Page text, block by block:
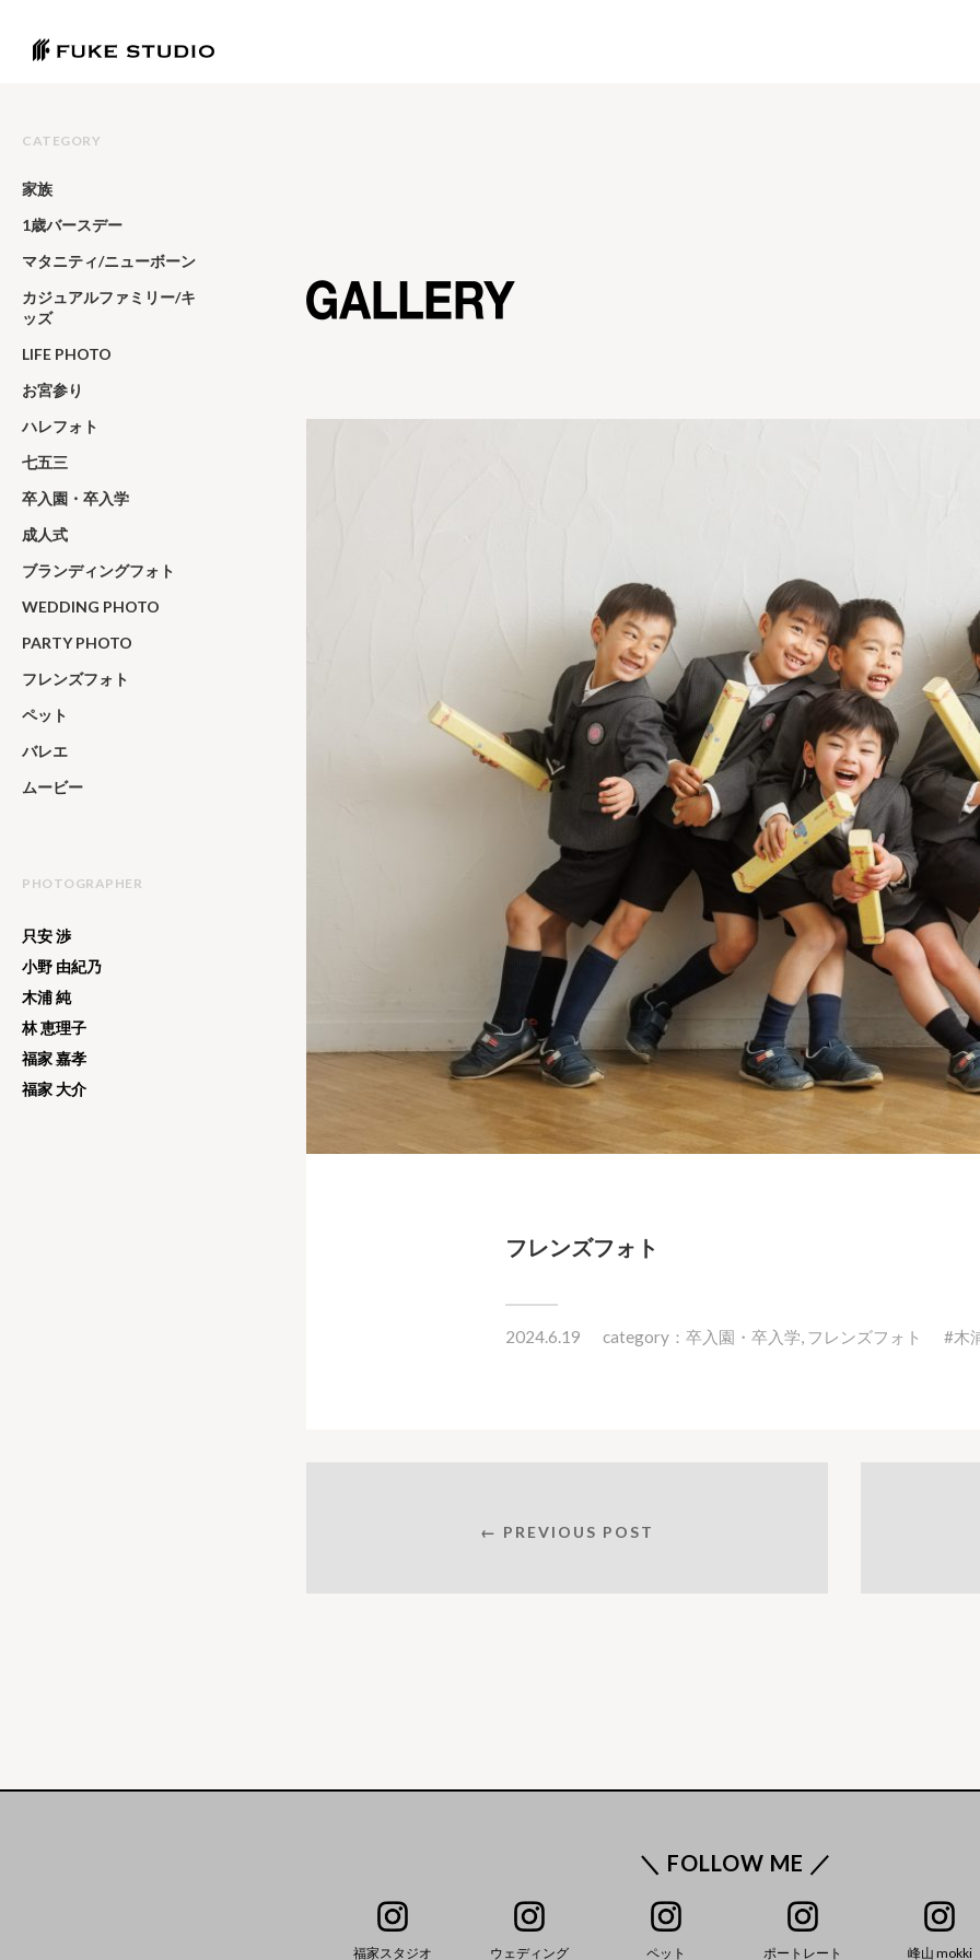
フレンズフォト
2024.6.19 category： 卒入園・卒入学, フレンズフォト 木
← PREVIOUS POST
CATEGORY
家族
1歳バースデー
マタニティ/ニューボーン
カジュアルファミリー/キ
ッズ
LIFE PHOTO
お宮参り
ハレフォト
七五三
卒入園・卒入学
成人式
ブランディングフォト
WEDDING PHOTO
PARTY PHOTO
フレンズフォト
ペット
バレエ
ムービー
PHOTOGRAPHER
只安 渉
小野 由紀乃
木浦 純
林 恵理子
福家 嘉孝
福家 大介
＼ FOLLOW ME ／
福家スタジオ ウェディング ペット ポートレート 峰山 mokki